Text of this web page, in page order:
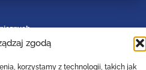
zgodą
korzystamy z technologii, takich jak
Zawodowego i Ustawicznego